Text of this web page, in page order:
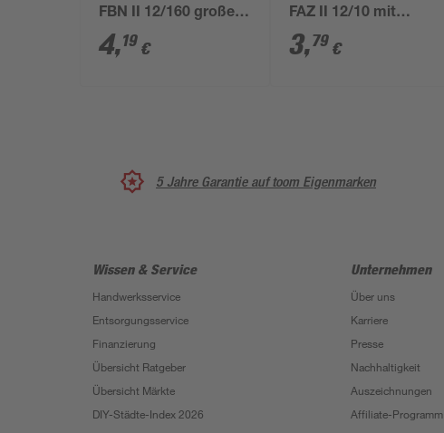
FBN II 12/160 großer
Scheibe E
4,19 €
FAZ II 12/10 mit
großer Scheibe E
3,79 €
5 Jahre Garantie auf toom Eigenmarken
Wissen & Service
Handwerksservice
Entsorgungsservice
Finanzierung
Übersicht Ratgeber
Übersicht Märkte
DIY-Städte-Index 2026
Unternehmen
Über uns
Karriere
Presse
Nachhaltigkeit
Auszeichnungen
Affiliate-Programm